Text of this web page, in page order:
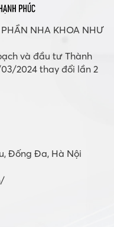
NHA KHOA NHƯ
và đầu tư Thành
2024 thay đổi lần 2
Đống Đa, Hà Nội